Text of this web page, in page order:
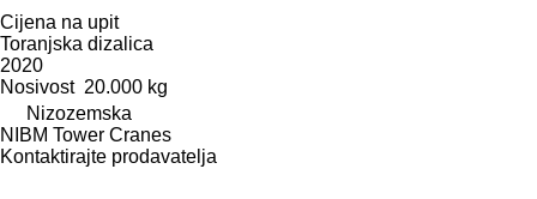
Cijena na upit
Toranjska dizalica
2020
Nosivost 20.000 kg
Nizozemska
NIBM Tower Cranes
Kontaktirajte prodavatelja